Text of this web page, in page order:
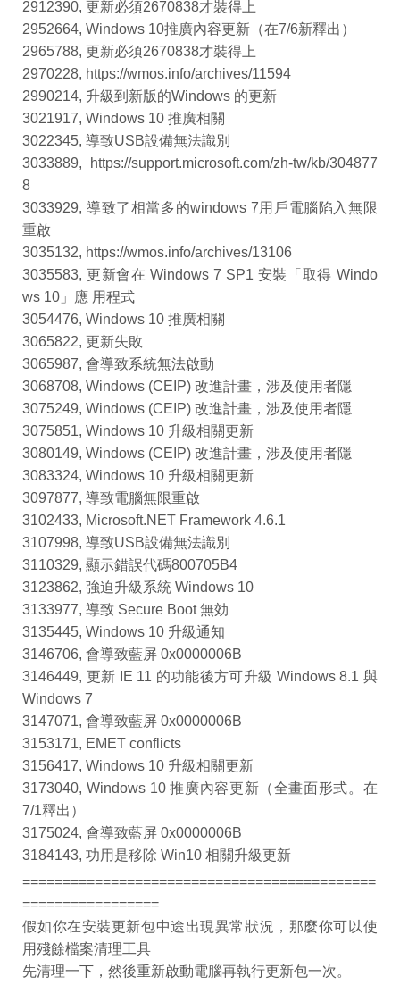
2912390, 更新必須2670838才裝得上
2952664, Windows 10推廣內容更新（在7/6新釋出）
2965788, 更新必須2670838才裝得上
2970228, https://wmos.info/archives/11594
2990214, 升級到新版的Windows 的更新
3021917, Windows 10 推廣相關
3022345, 導致USB設備無法識別
3033889, https://support.microsoft.com/zh-tw/kb/304877
8
3033929, 導致了相當多的windows 7用戶電腦陷入無限
重啟
3035132, https://wmos.info/archives/13106
3035583, 更新會在 Windows 7 SP1 安裝「取得 Windo
ws 10」應 用程式
3054476, Windows 10 推廣相關
3065822, 更新失敗
3065987, 會導致系統無法啟動
3068708, Windows (CEIP) 改進計畫，涉及使用者隱
3075249, Windows (CEIP) 改進計畫，涉及使用者隱
3075851, Windows 10 升級相關更新
3080149, Windows (CEIP) 改進計畫，涉及使用者隱
3083324, Windows 10 升級相關更新
3097877, 導致電腦無限重啟
3102433, Microsoft.NET Framework 4.6.1
3107998, 導致USB設備無法識別
3110329, 顯示錯誤代碼800705B4
3123862, 強迫升級系統 Windows 10
3133977, 導致 Secure Boot 無効
3135445, Windows 10 升級通知
3146706, 會導致藍屏 0x0000006B
3146449, 更新 IE 11 的功能後方可升級 Windows 8.1 與
Windows 7
3147071, 會導致藍屏 0x0000006B
3153171, EMET conflicts
3156417, Windows 10 升級相關更新
3173040, Windows 10 推廣內容更新（全畫面形式。在
7/1釋出）
3175024, 會導致藍屏 0x0000006B
3184143, 功用是移除 Win10 相關升級更新
============================================
=================
假如你在安裝更新包中途出現異常狀況，那麼你可以使
用殘餘檔案清理工具
先清理一下，然後重新啟動電腦再執行更新包一次。